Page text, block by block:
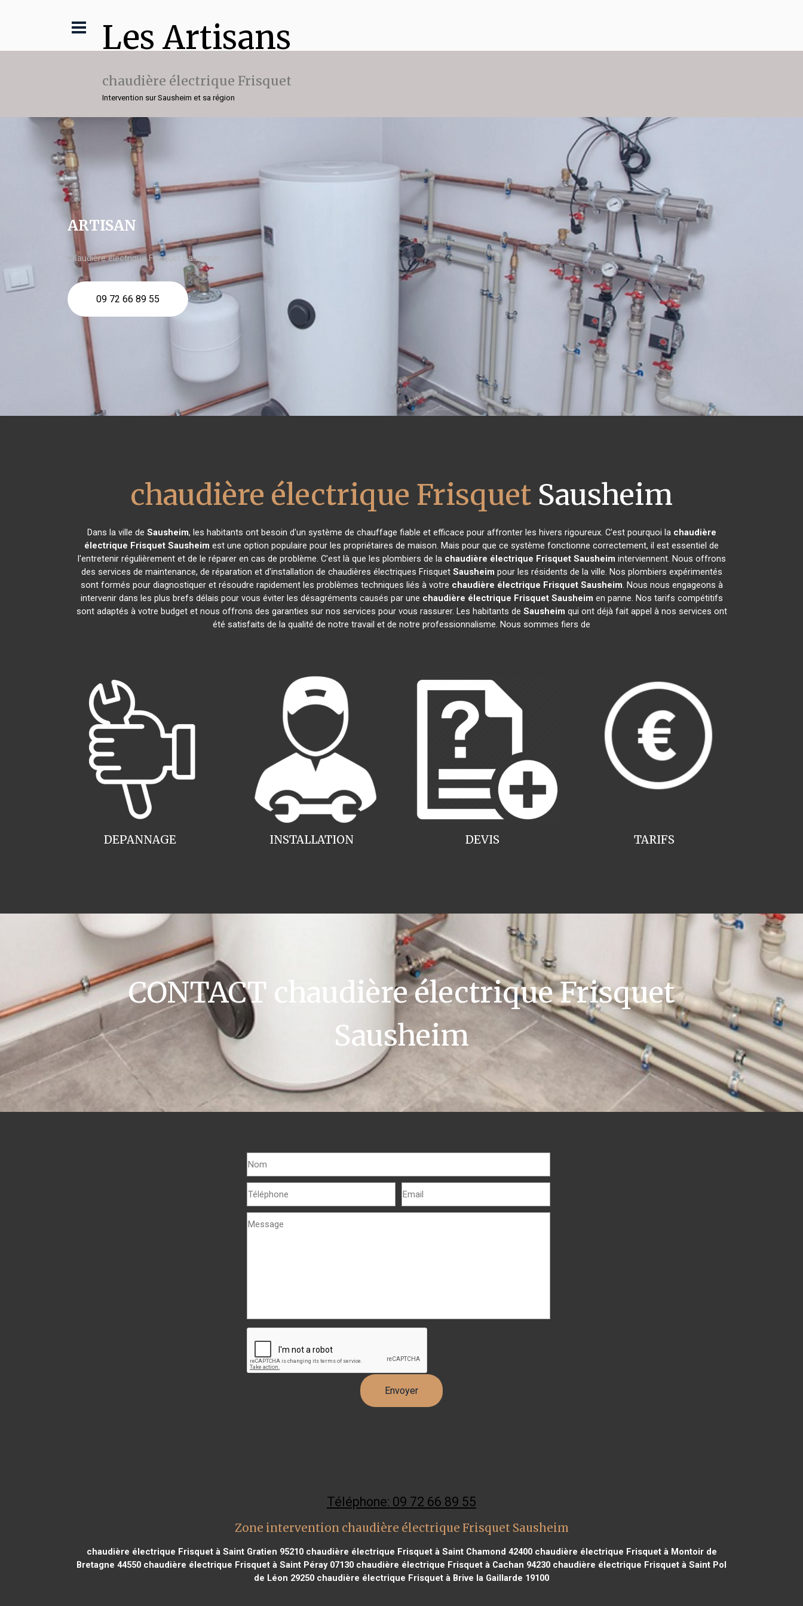
Les Artisans
chaudière électrique Frisquet
Intervention sur Sausheim et sa région
ARTISAN
chaudière électrique Frisquet Sausheim
09 72 66 89 55
chaudière électrique Frisquet Sausheim
Dans la ville de Sausheim, les habitants ont besoin d'un système de chauffage fiable et efficace pour affronter les hivers rigoureux. C'est pourquoi la chaudière
électrique Frisquet Sausheim est une option populaire pour les propriétaires de maison. Mais pour que ce système fonctionne correctement, il est essentiel de
l'entretenir régulièrement et de le réparer en cas de problème. C'est là que les plombiers de la chaudière électrique Frisquet Sausheim interviennent. Nous offrons
des services de maintenance, de réparation et d'installation de chaudières électriques Frisquet Sausheim pour les résidents de la ville. Nos plombiers expérimentés
sont formés pour diagnostiquer et résoudre rapidement les problèmes techniques liés à votre chaudière électrique Frisquet Sausheim. Nous nous engageons à
intervenir dans les plus brefs délais pour vous éviter les désagréments causés par une chaudière électrique Frisquet Sausheim en panne. Nos tarifs compétitifs
sont adaptés à votre budget et nous offrons des garanties sur nos services pour vous rassurer. Les habitants de Sausheim qui ont déjà fait appel à nos services ont
été satisfaits de la qualité de notre travail et de notre professionnalisme. Nous sommes fiers de
INSTALLATION
DEPANNAGE TARIFS
DEVIS
CONTACT chaudière électrique Frisquet
Sausheim
Téléphone: 09 72 66 89 55
Zone intervention chaudière électrique Frisquet Sausheim
chaudière électrique Frisquet à Saint Gratien 95210chaudière électrique Frisquet à Saint Chamond 42400chaudière électrique Frisquet à Montoir de
Bretagne 44550 chaudière électrique Frisquet à Saint Péray 07130 chaudière électrique Frisquet à Cachan 94230 chaudière électrique Frisquet à Saint Pol
de Léon 29250 chaudière électrique Frisquet à Brive la Gaillarde 19100